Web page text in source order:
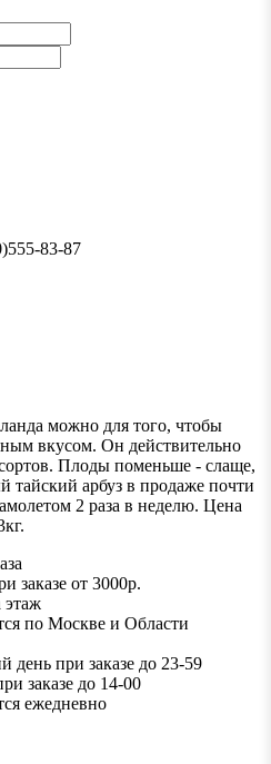
83-87
можно для того, чтобы
вкусом. Он действительно
Плоды поменьше - слаще,
тайский арбуз в продаже почти
2 раза в неделю. Цена
заказе от 3000р.
этаж
по Москве и Области
день при заказе до 23-59
заказе до 14-00
ежедневно